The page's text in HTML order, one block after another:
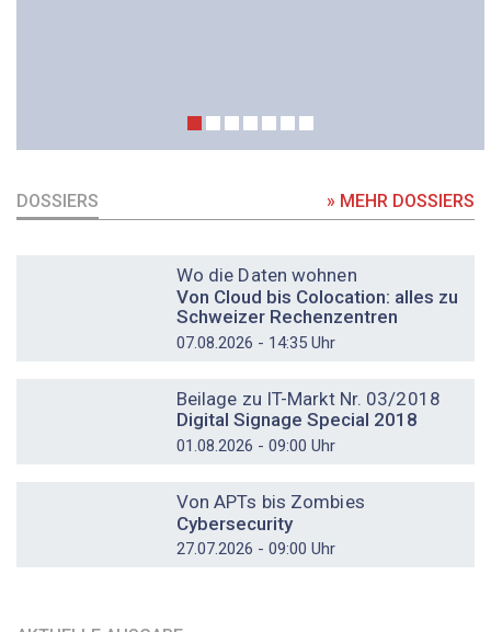
DOSSIERS » MEHR DOSSIERS
Wo die Daten wohnen
Von Cloud bis Colocation: alles zu
Schweizer Rechenzentren
07.08.2026 - 14:35 Uhr
Beilage zu IT-Markt Nr. 03/2018
Digital Signage Special 2018
01.08.2026 - 09:00 Uhr
Von APTs bis Zombies
Cybersecurity
27.07.2026 - 09:00 Uhr